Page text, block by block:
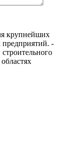
крупнейших
-